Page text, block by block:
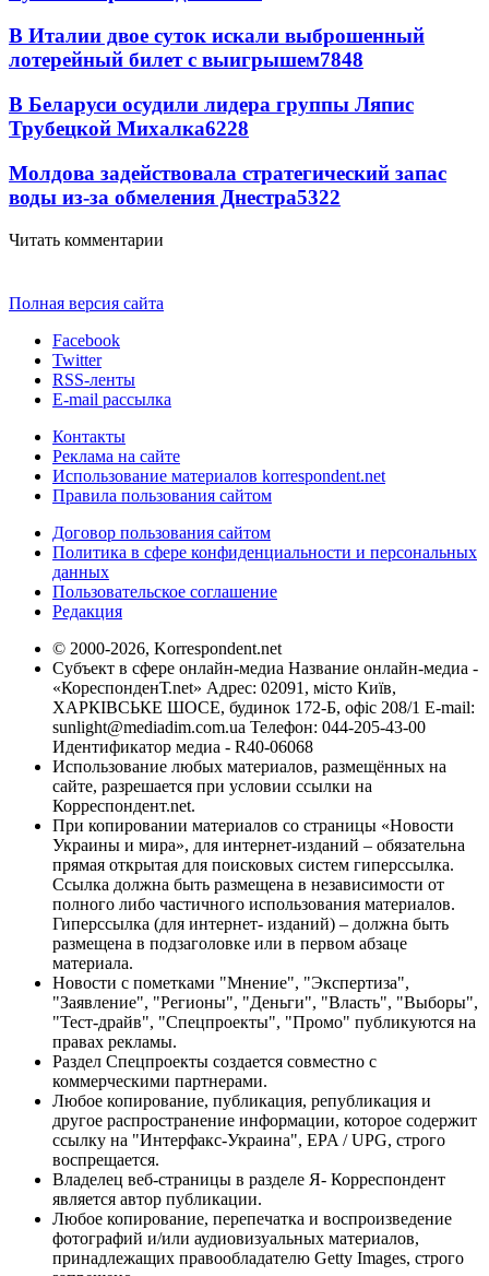
В Италии двое суток искали выброшенный
лотерейный билет с выигрышем7848
В Беларуси осудили лидера группы Ляпис
Трубецкой Михалка6228
Молдова задействовала стратегический запас
воды из-за обмеления Днестра5322
Читать комментарии
Полная версия сайта
Facebook
Twitter
RSS-ленты
E-mail рассылка
Контакты
Реклама на сайте
Использование материалов korrespondent.net
Правила пользования сайтом
Договор пользования сайтом
Политика в сфере конфиденциальности и персональных
данных
Пользовательское соглашение
Редакция
© 2000-2026, Korrespondent.net
Субъект в сфере онлайн-медиа Название онлайн-медиа -
«КореспонденТ.net» Адрес: 02091, місто Київ,
ХАРКІВСЬКЕ ШОСЕ, будинок 172-Б, офіс 208/1 E-mail:
sunlight@mediadim.com.ua Телефон: 044-205-43-00
Идентификатор медиа - R40-06068
Использование любых материалов, размещённых на
сайте, разрешается при условии ссылки на
Корреспондент.net.
При копировании материалов со страницы «Новости
Украины и мира», для интернет-изданий – обязательна
прямая открытая для поисковых систем гиперссылка.
Ссылка должна быть размещена в независимости от
полного либо частичного использования материалов.
Гиперссылка (для интернет- изданий) – должна быть
размещена в подзаголовке или в первом абзаце
материала.
Новости с пометками "Мнение", "Экспертиза",
"Заявление", "Регионы", "Деньги", "Власть", "Выборы",
"Тест-драйв", "Спецпроекты", "Промо" публикуются на
правах рекламы.
Раздел Спецпроекты создается совместно с
коммерческими партнерами.
Любое копирование, публикация, републикация и
другое распространение информации, которое содержит
ссылку на "Интерфакс-Украина", EPA / UPG, строго
воспрещается.
Владелец веб-страницы в разделе Я- Корреспондент
является автор публикации.
Любое копирование, перепечатка и воспроизведение
фотографий и/или аудиовизуальных материалов,
принадлежащих правообладателю Getty Images, строго